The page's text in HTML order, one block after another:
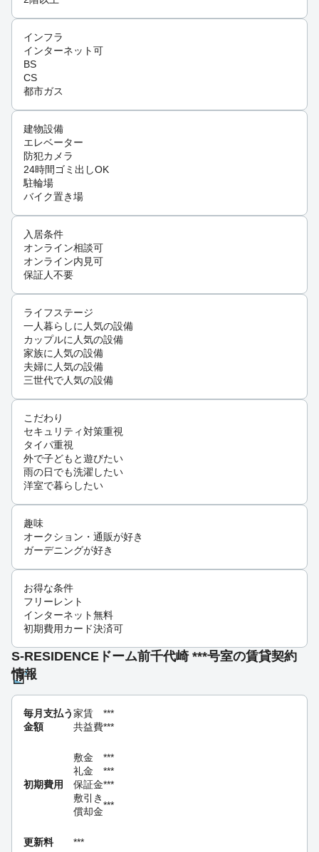
インフラ
インターネット可
BS
CS
都市ガス
建物設備
エレベーター
防犯カメラ
24時間ゴミ出しOK
駐輪場
バイク置き場
入居条件
オンライン相談可
オンライン内見可
保証人不要
ライフステージ
一人暮らしに人気の設備
カップルに人気の設備
家族に人気の設備
夫婦に人気の設備
三世代で人気の設備
こだわり
セキュリティ対策重視
タイパ重視
外で子どもと遊びたい
雨の日でも洗濯したい
洋室で暮らしたい
趣味
オークション・通販が好き
ガーデニングが好き
お得な条件
フリーレント
インターネット無料
初期費用カード決済可
S-RESIDENCEドーム前千代崎 ***号室の賃貸契約
情報
毎月支払う
金額
家賃
***
共益費***
初期費用
敷金
***
礼金
***
保証金***
敷引き
償却金
***
更新料 ***